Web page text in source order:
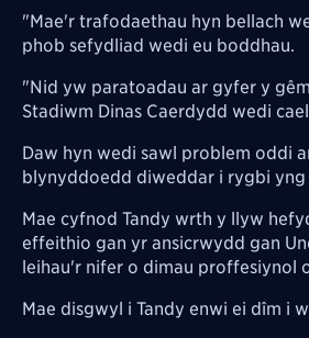
"Mae'r trafodaethau hyn bellach
phob sefydliad wedi eu boddhau.
"Nid yw paratoadau ar gyfer y
Stadiwm Dinas Caerdydd wedi
Daw hyn wedi sawl problem oddi
blynyddoedd diweddar i rygbi yng
Mae cyfnod Tandy wrth y llyw
effeithio gan yr ansicrwydd gan
leihau'r nifer o dimau proffesiynol
Mae disgwyl i Tandy enwi ei dîm i